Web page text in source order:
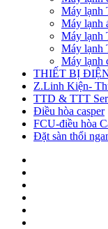
Máy lạnh
Máy lạnh
Máy lạnh
Máy lạnh
Máy lạnh
THIẾT BỊ
Z.Linh Kiện-
TTD & TTT
Điều hòa casper
FCU-điều hòa
Đặt sàn thổi